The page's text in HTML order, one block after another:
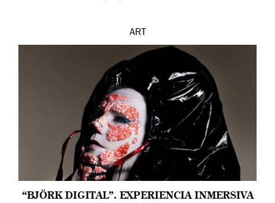
ART
“BJÖRK DIGITAL”. EXPERIENCIA INMERSIVA